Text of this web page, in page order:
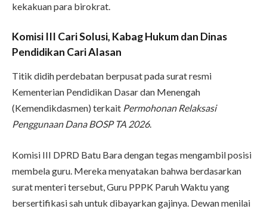
kekakuan para birokrat.
Komisi III Cari Solusi, Kabag Hukum dan Dinas
Pendidikan Cari Alasan
Titik didih perdebatan berpusat pada surat resmi
Kementerian Pendidikan Dasar dan Menengah
(Kemendikdasmen) terkait Permohonan Relaksasi
Penggunaan Dana BOSP TA 2026.
Komisi III DPRD Batu Bara dengan tegas mengambil posisi
membela guru. Mereka menyatakan bahwa berdasarkan
surat menteri tersebut, Guru PPPK Paruh Waktu yang
bersertifikasi sah untuk dibayarkan gajinya. Dewan menilai